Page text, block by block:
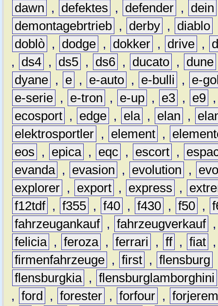
dawn
, defektes , defender , dein
demontagebrtrieb , derby , diablo
doblò , dodge , dokker , drive ,
,
ds4 , ds5 , ds6 , ducato , dune
dyane , e , e-auto , e-bulli ,
e-
e-serie , e-tron , e-up , e3 , e9
ecosport , edge , ela , elan ,
elektrosportler , element ,
eos
, epica , eqc , escort ,
evanda , evasion , evolution ,
explorer , export , express ,
f12tdf , f355 , f40 , f430 , f50 ,
fahrzeugankauf , fahrzeugverkauf
felicia , feroza , ferrari , ff , fiat
firmenfahrzeuge , first , flensburg
flensburgkia , flensburglamborghini
, ford , forester , forfour ,